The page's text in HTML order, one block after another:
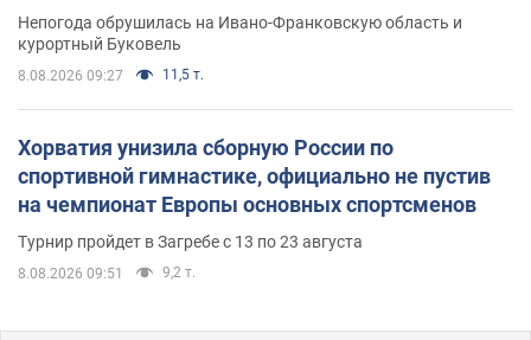
Непогода обрушилась на Ивано-Франковскую область и
курортный Буковель
8.08.2026 09:27 11,5 т.
Хорватия унизила сборную России по
спортивной гимнастике, официально не пустив
на чемпионат Европы основных спортсменов
Турнир пройдет в Загребе с 13 по 23 августа
8.08.2026 09:51 9,2 т.